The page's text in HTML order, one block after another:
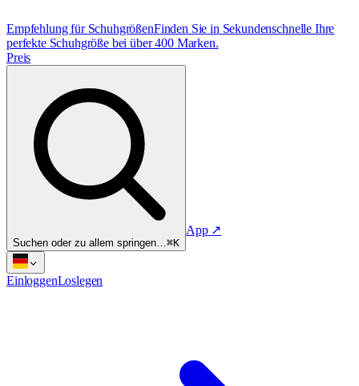
Empfehlung für SchuhgrößenFinden Sie in Sekundenschnelle Ihre
perfekte Schuhgröße bei über 400 Marken.
Preis
Suchen oder zu allem springen…⌘K
App ↗
EinloggenLoslegen